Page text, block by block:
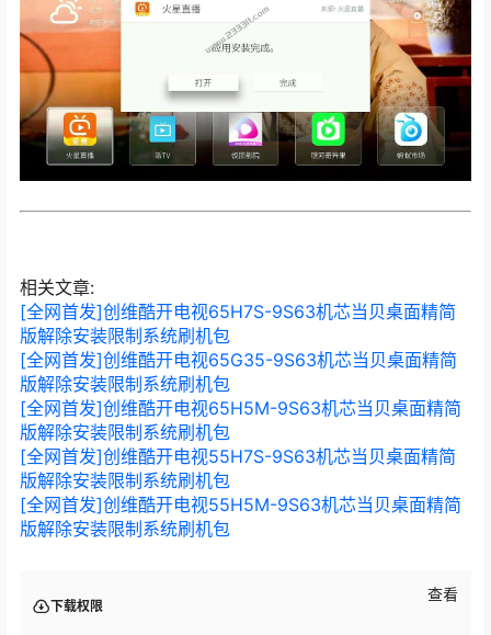
相关文章:
[全网首发]创维酷开电视65H7S-9S63机芯当贝桌面精简
版解除安装限制系统刷机包
[全网首发]创维酷开电视65G35-9S63机芯当贝桌面精简
版解除安装限制系统刷机包
[全网首发]创维酷开电视65H5M-9S63机芯当贝桌面精简
版解除安装限制系统刷机包
[全网首发]创维酷开电视55H7S-9S63机芯当贝桌面精简
版解除安装限制系统刷机包
[全网首发]创维酷开电视55H5M-9S63机芯当贝桌面精简
版解除安装限制系统刷机包
下载权限
查看